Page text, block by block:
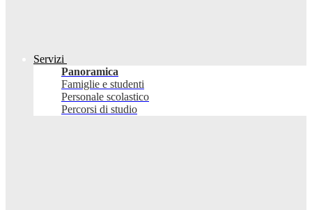
Servizi
Panoramica
Famiglie e studenti
Personale scolastico
Percorsi di studio